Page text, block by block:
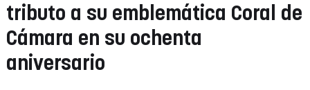
tributo a su emblemática Coral de
Cámara en su ochenta
aniversario